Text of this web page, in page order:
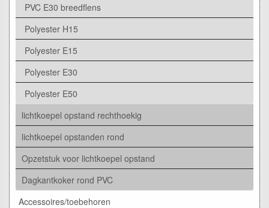
PVC E30 breedflens
Polyester H15
Polyester E15
Polyester E30
Polyester E50
lichtkoepel opstand rechthoekig
lichtkoepel opstanden rond
Opzetstuk voor lichtkoepel opstand
Dagkantkoker rond PVC
Accessoires/toebehoren